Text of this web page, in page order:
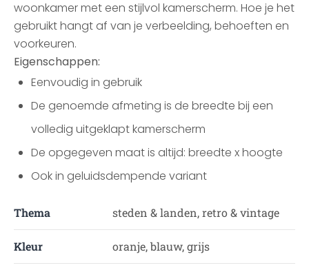
woonkamer met een stijlvol kamerscherm. Hoe je het
gebruikt hangt af van je verbeelding, behoeften en
voorkeuren.
Eigenschappen:
Eenvoudig in gebruik
De genoemde afmeting is de breedte bij een
volledig uitgeklapt kamerscherm
De opgegeven maat is altijd: breedte x hoogte
Ook in geluidsdempende variant
Thema steden & landen, retro & vintage
Kleur oranje, blauw, grijs